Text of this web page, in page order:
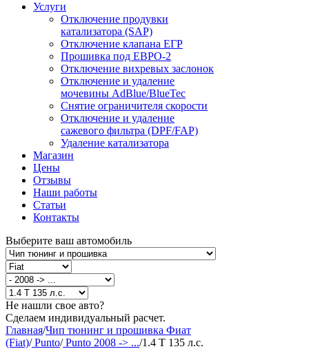
Услуги
Отключение продувки
катализатора (SAP)
Отключение клапана ЕГР
Прошивка под ЕВРО-2
Отключение вихревых заслонок
Отключение и удаление
мочевины AdBlue/BlueTec
Снятие ограничителя скорости
Отключение и удаление
сажевого фильтра (DPF/FAP)
Удаление катализатора
Магазин
Цены
Отзывы
Наши работы
Статьи
Контакты
Выберите ваш автомобиль
Не нашли свое авто?
Сделаем индивидуальный расчет.
Главная/Чип тюнинг и прошивка Фиат
(Fiat)/Punto/Punto 2008 -> .../1.4 T 135 л.с.